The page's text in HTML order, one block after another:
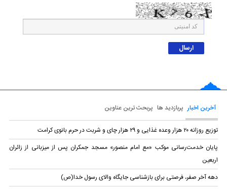
آخرین اخبار پربازدید ها پربحث ترین عناوین
توزیع روزانه ۲۰ هزار وعده غذایی و ۲۹ هزار چای و شربت در حرم بانوی کرامت
پایان خدمت‌رسانی موکب «مع امام منصور» مسجد جمکران پس از میزبانی از زائران
اربعین
دهه آخر صفر، فرصتی برای بازشناسی جایگاه والای رسول خدا(ص)